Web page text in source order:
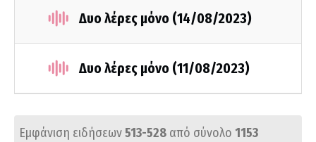
Δυο λέρες μόνο (14/08/2023)
Δυο λέρες μόνο (11/08/2023)
Εμφάνιση ειδήσεων513-528 από σύνολο 1153